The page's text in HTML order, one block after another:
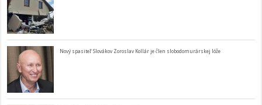
Nový spasiteľ Slovákov Zoroslav Kollár je člen slobodomurárskej lóže